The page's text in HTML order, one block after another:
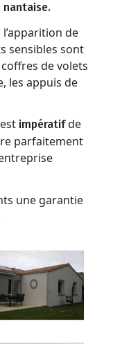
nantaise.
de
sensibles sont
de volets
les appuis de
impératifde
parfaitement
une garantie